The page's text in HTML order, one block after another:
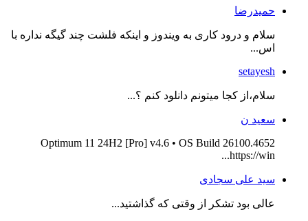
حمیدرضا
سلام و درود کاری به ویندوز و اینکه فلشت چند گیگه نداره با
اس...
setayesh
سلام،از کجا میتونم دانلود کنم ؟...
سعید ن
Optimum 11 24H2 [Pro] v4.6 • OS Build 26100.4652
https://win...
سید علی سجادی
عالی بود تشکر از وقتی که گذاشتید...